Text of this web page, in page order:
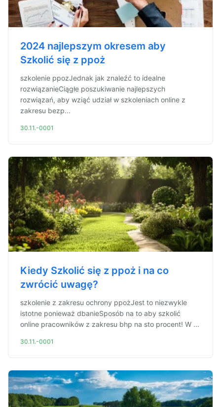
2024 najlepszym okresem aby
Szkolić się z ppoż
szkolenie ppozJednak jak znaleźć to idealne
rozwiązanieCiągłe poszukiwanie najlepszych
rozwiązań, aby wziąć udział w szkoleniach online z
zakresu bezp...
30.11.-0001
Kiedy Szkolić się z ppoż i na co
zwrócić uwagę?
szkolenie z zakresu ochrony ppożJest to niezwykle
istotne ponieważ dbanieSposób na to aby szkolić
online pracowników z zakresu bhp na sto procent! W ...
30.11.-0001